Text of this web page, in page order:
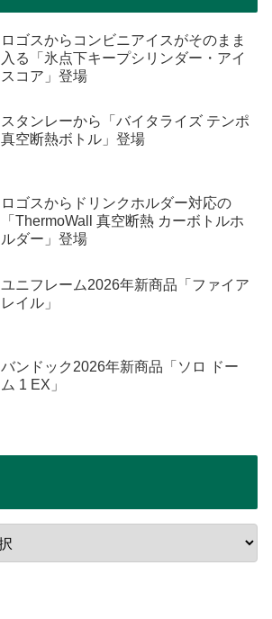
ロゴスからコンビニアイスがそのまま
入る「氷点下キープシリンダー・アイ
スコア」登場
スタンレーから「バイタライズ テンポ
真空断熱ボトル」登場
ロゴスからドリンクホルダー対応の
「ThermoWall 真空断熱 カーボトルホ
ルダー」登場
ユニフレーム2026年新商品「ファイア
レイル」
バンドック2026年新商品「ソロ ドー
ム 1 EX」